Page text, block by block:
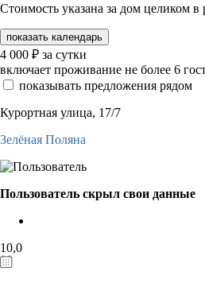
Стоимость указана за дом целиком
показать календарь
4 000 ₽ за сутки
включает проживание не более 6
показывать предложения рядом
Курортная улица, 17/7
Зелёная Поляна
Пользователь скрыл свои данные
10,0